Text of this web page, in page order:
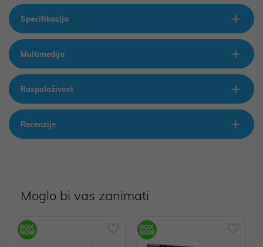
Specifikacija
Multimedija
Raspoloživost
Recenzije
Moglo bi vas zanimati